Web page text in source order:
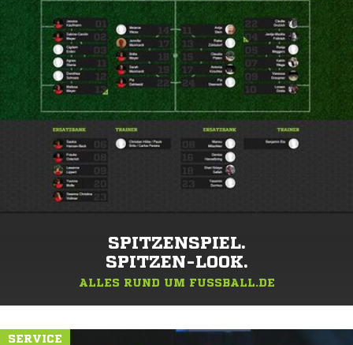
SPITZENSPIEL.
SPITZEN-LOOK.
ALLES RUND UM FUSSBALL.DE
SERVICE